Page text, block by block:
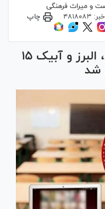
و میراث فرهنگی
۴۸۱۸۰۸۳ چاپ
مدارس ابتدایی قزوین، البرز و آبیک ۱۵
شد